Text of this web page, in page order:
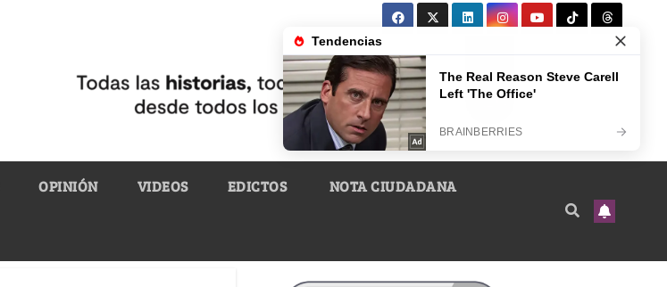
OPINIÓN VIDEOS EDICTOS NOTA CIUDADANA